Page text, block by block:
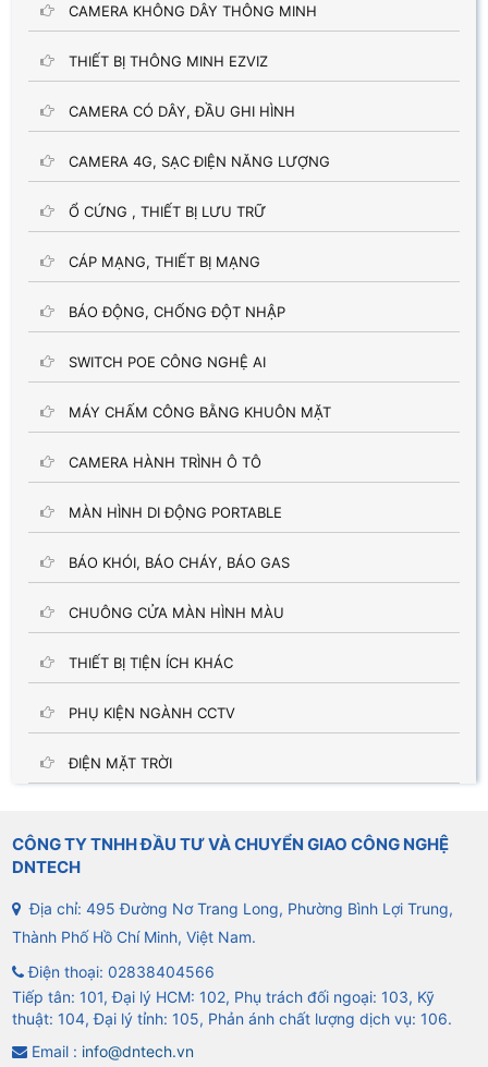
CAMERA KHÔNG DÂY THÔNG MINH
THIẾT BỊ THÔNG MINH EZVIZ
CAMERA CÓ DÂY, ĐẦU GHI HÌNH
CAMERA 4G, SẠC ĐIỆN NĂNG LƯỢNG
Ổ CỨNG , THIẾT BỊ LƯU TRỮ
CÁP MẠNG, THIẾT BỊ MẠNG
BÁO ĐỘNG, CHỐNG ĐỘT NHẬP
SWITCH POE CÔNG NGHỆ AI
MÁY CHẤM CÔNG BẰNG KHUÔN MẶT
CAMERA HÀNH TRÌNH Ô TÔ
MÀN HÌNH DI ĐỘNG PORTABLE
BÁO KHÓI, BÁO CHÁY, BÁO GAS
CHUÔNG CỬA MÀN HÌNH MÀU
THIẾT BỊ TIỆN ÍCH KHÁC
PHỤ KIỆN NGÀNH CCTV
ĐIỆN MẶT TRỜI
CÔNG TY TNHH ĐẦU TƯ VÀ CHUYỂN GIAO CÔNG NGHỆ
DNTECH
Địa chỉ: 495 Đường Nơ Trang Long, Phường Bình Lợi Trung,
Thành Phố Hồ Chí Minh, Việt Nam.
Điện thoại: 02838404566
Tiếp tân: 101, Đại lý HCM: 102, Phụ trách đối ngoại: 103, Kỹ
thuật: 104, Đại lý tỉnh: 105, Phản ánh chất lượng dịch vụ: 106.
Email : info@dntech.vn